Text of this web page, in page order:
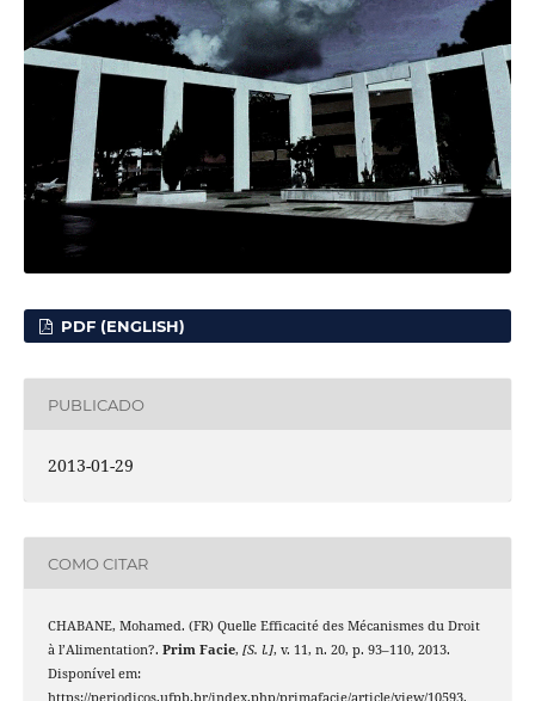
PDF (ENGLISH)
PUBLICADO
2013-01-29
COMO CITAR
CHABANE, Mohamed. (FR) Quelle Efficacité des Mécanismes du Droit
à l’Alimentation?. Prim Facie, [S. l.], v. 11, n. 20, p. 93–110, 2013.
Disponível em:
https://periodicos.ufpb.br/index.php/primafacie/article/view/10593.